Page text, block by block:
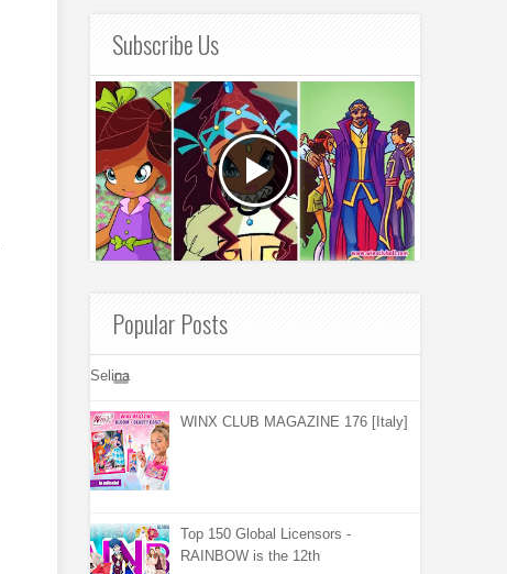
Subscribe Us
Popular Posts
Selina
WINX CLUB MAGAZINE 176 [Italy]
Top 150 Global Licensors -
RAINBOW is the 12th